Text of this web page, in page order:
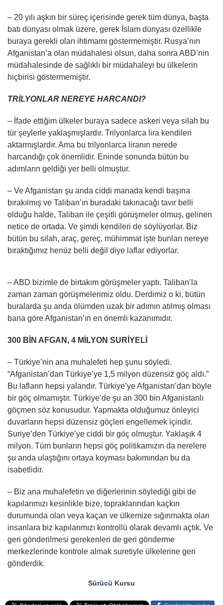
– 20 yılı aşkın bir süreç içerisinde gerek tüm dünya, başta
batı dünyası olmak üzere, gerek İslam dünyası özellikle
buraya gerekli olan ihtimamı göstermemiştir. Rusya’nın
Afganistan’a olan müdahalesi olsun, daha sonra ABD’nin
müdahalesinde de sağlıklı bir müdahaleyi bu ülkelerin
hiçbirisi göstermemiştir.
TRİLYONLAR NEREYE HARCANDI?
– İfade ettiğim ülkeler buraya sadece askeri veya silah bu
tür şeylerle yaklaşmışlardır. Trilyonlarca lira kendileri
aktarmışlardır. Ama bu trilyonlarca liranın nerede
harcandığı çok önemlidir. Eninde sonunda bütün bu
adımların geldiği yer belli olmuştur.
– Ve Afganistan şu anda ciddi manada kendi başına
bırakılmış ve Taliban’ın buradaki takınacağı tavır belli
olduğu halde, Taliban ile çeşitli görüşmeler olmuş, gelinen
netice de ortada. Ve şimdi kendileri de söylüyorlar. Biz
bütün bu silah, araç, gereç, mühimmat işte bunları nereye
bıraktığımız henüz belli değil diye laflar ediyorlar.
– ABD bizimle de birtakım görüşmeler yaptı. Taliban’la
zaman zaman görüşmelerimiz oldu. Derdimiz o ki, bütün
buralarda şu anda ölümden uzak bir adımın atılmış olması
bana göre Afganistan’ın en önemli kazanımıdır.
300 BİN AFGAN, 4 MİLYON SURİYELİ
– Türkiye’nin ana muhalefeti hep şunu söyledi.
“Afganistan’dan Türkiye’ye 1,5 milyon düzensiz göç aldı.”
Bu lafların hepsi yalandır. Türkiye’ye Afganistan’dan böyle
bir göç olmamıştır. Türkiye’de şu an 300 bin Afganistanlı
göçmen söz konusudur. Yapmakta olduğumuz önleyici
duvarların hepsi düzensiz göçleri engellemek içindir.
Suriye’den Türkiye’ye ciddi bir göç olmuştur. Yaklaşık 4
milyon. Tüm bunların hepsi göç politikamızın da nerelere
şu anda ulaştığını ortaya koyması bakımından bu da
isabetlidir.
– Biz ana muhalefetin ve diğerlerinin söylediği gibi de
kapılarımızı kesinlikle bize, topraklarından kaçkın
durumunda olan veya kaçan ve ülkemize sığınmakta olan
insanlara biz kapılarımızı kontrollü olarak devamlı açtık. Ve
geri gönderilmesi gerekenleri de geri gönderme
merkezlerinde kontrole almak suretiyle ülkelerine geri
gönderdik.
Sürücü Kursu